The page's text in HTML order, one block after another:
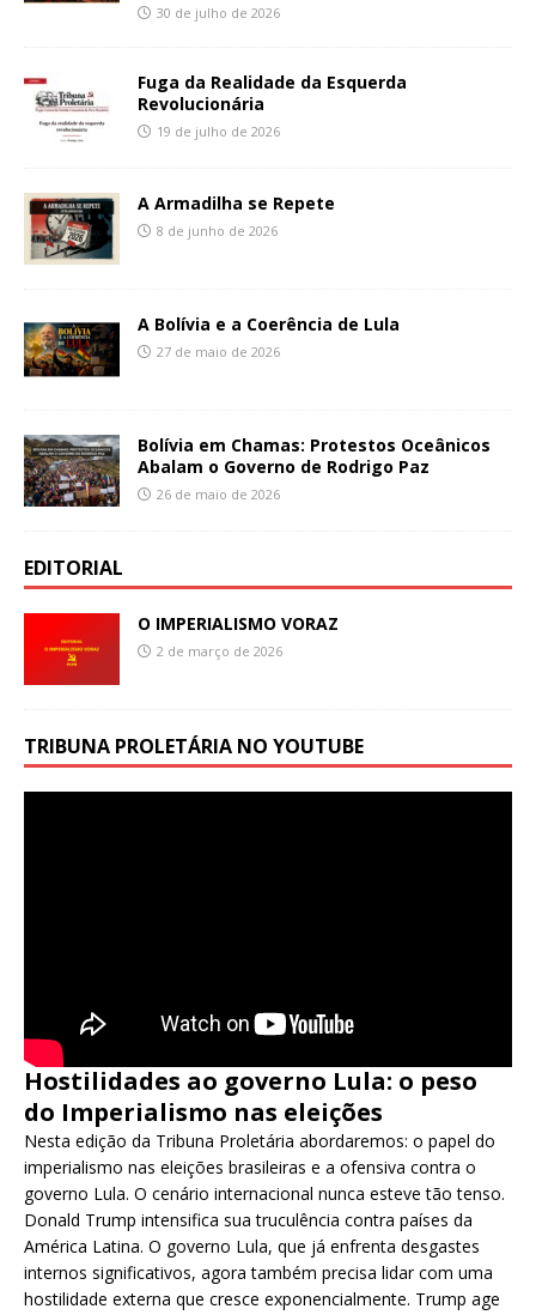
30 de julho de 2026
Fuga da Realidade da Esquerda
Revolucionária
19 de julho de 2026
A Armadilha se Repete
8 de junho de 2026
A Bolívia e a Coerência de Lula
27 de maio de 2026
Bolívia em Chamas: Protestos Oceânicos
Abalam o Governo de Rodrigo Paz
26 de maio de 2026
EDITORIAL
O IMPERIALISMO VORAZ
2 de março de 2026
TRIBUNA PROLETÁRIA NO YOUTUBE
Hostilidades ao governo Lula: o peso
do Imperialismo nas eleições
Nesta edição da Tribuna Proletária abordaremos: o papel do
imperialismo nas eleições brasileiras e a ofensiva contra o
governo Lula. O cenário internacional nunca esteve tão tenso.
Donald Trump intensifica sua truculência contra países da
América Latina. O governo Lula, que já enfrenta desgastes
internos significativos, agora também precisa lidar com uma
hostilidade externa que cresce exponencialmente. Trump age